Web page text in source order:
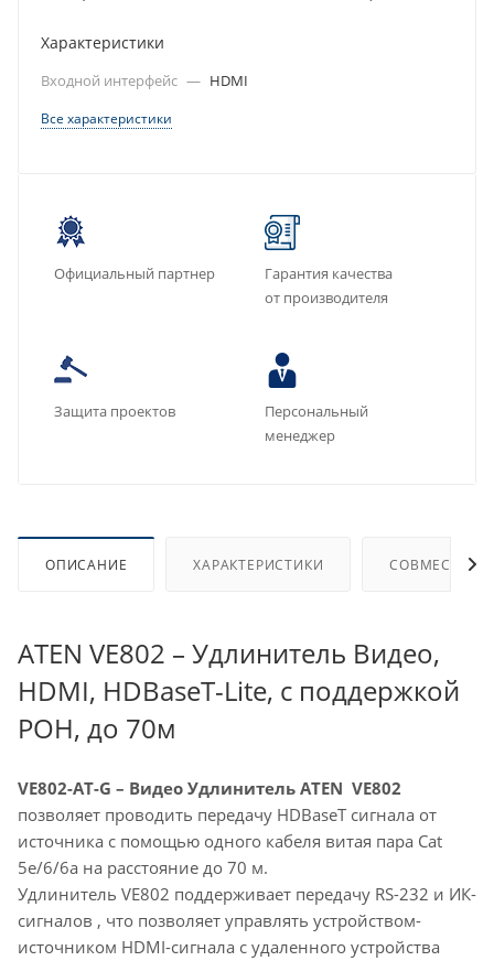
Характеристики
Входной интерфейс — HDMI
Все характеристики
Официальный партнер
Гарантия качества
от производителя
Защита проектов
Персональный
менеджер
ОПИСАНИЕ ХАРАКТЕРИСТИКИ
ATEN VE802 – Удлинитель Видео,
HDMI, HDBaseT-Lite, с поддержкой
POH, до 70м
VE802-AT-G – Видео Удлинитель ATEN VE802
позволяет проводить передачу HDBaseT сигнала от
источника с помощью одного кабеля витая пара Cat
5e/6/6a на расстояние до 70 м.
Удлинитель VE802 поддерживает передачу RS-232 и ИК-
сигналов , что позволяет управлять устройством-
источником HDMI-сигнала с удаленного устройства